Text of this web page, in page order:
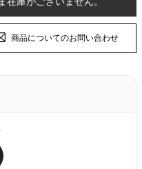
商品についてのお問い合わせ